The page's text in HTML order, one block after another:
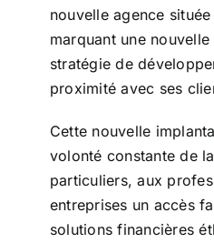
nouvelle agence
marquant une
stratégie de
proximité avec ses
Cette nouvelle
volonté constante de
particuliers, aux
entreprises un accès
solutions financières